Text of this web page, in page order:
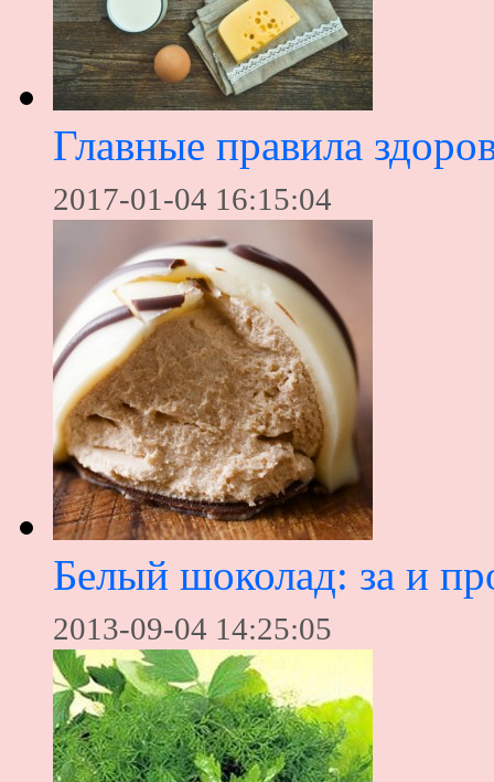
Главные правила
2017-01-04 16:15:04
Белый шоколад: за и
2013-09-04 14:25:05